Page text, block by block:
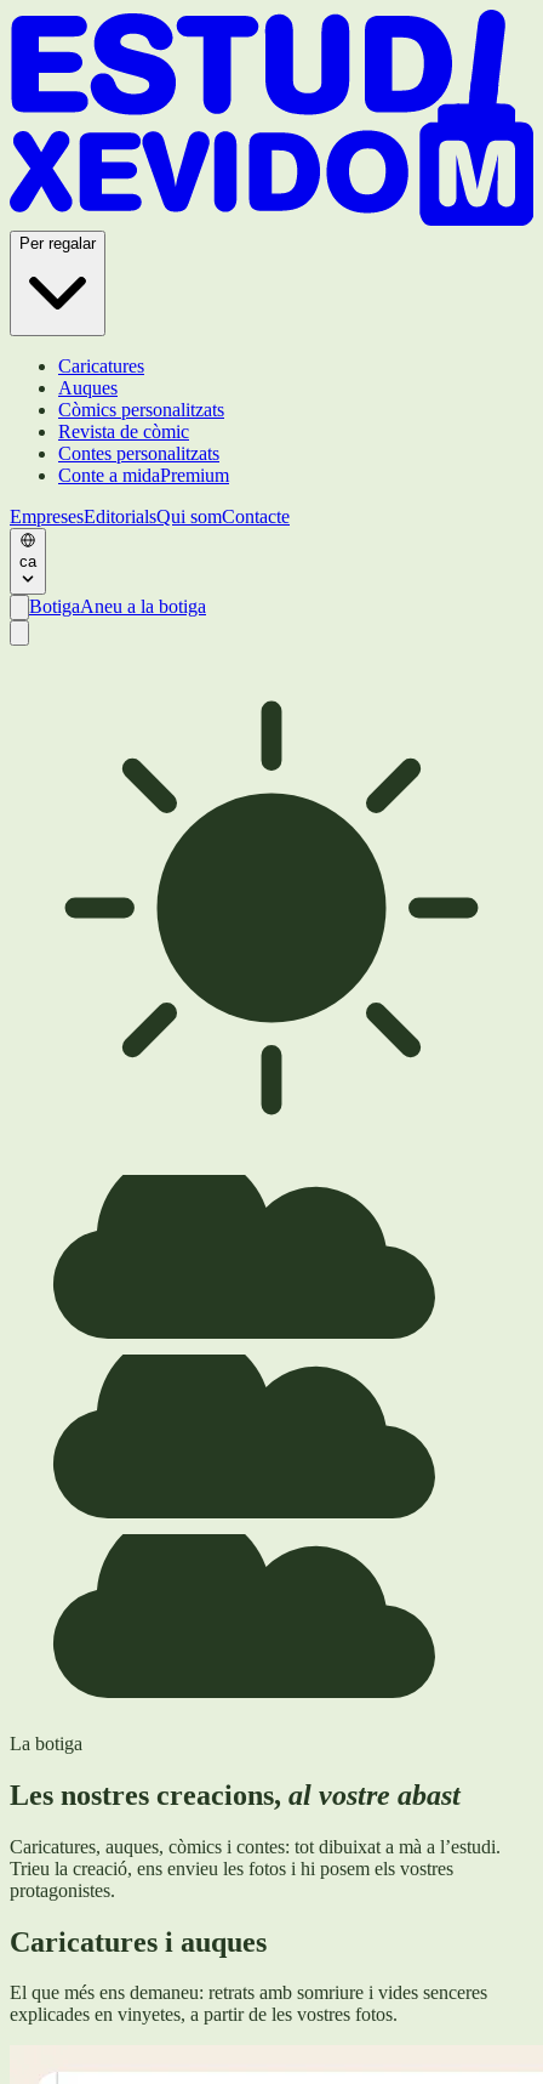
Per regalar
Caricatures
Auques
Còmics personalitzats
Revista de còmic
Contes personalitzats
Conte a midaPremium
EmpresesEditorialsQui somContacte
ca
BotigaAneu a la botiga
La botiga
Les nostres creacions, al vostre abast
Caricatures, auques, còmics i contes: tot dibuixat a mà a l’estudi.
Trieu la creació, ens envieu les fotos i hi posem els vostres
protagonistes.
Caricatures i auques
El que més ens demaneu: retrats amb somriure i vides senceres
explicades en vinyetes, a partir de les vostres fotos.